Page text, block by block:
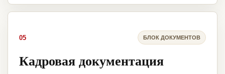
05 БЛОК ДОКУМЕНТОВ
Кадровая документация